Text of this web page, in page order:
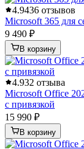
4.9436 отзывов
Microsoft 365 для
9 490 ₽
В корзину
4.932 отзыва
Microsoft Office
с привязкой
15 990 ₽
В корзину